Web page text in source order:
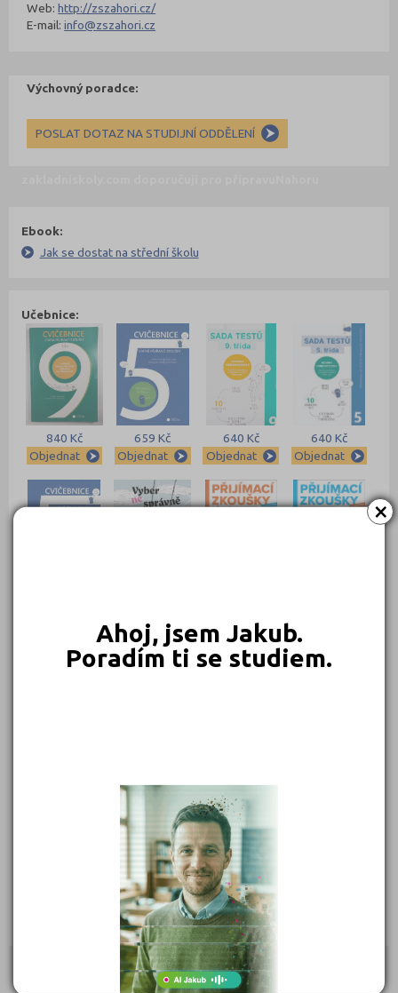
×
Ahoj, jsem Jakub.
Poradím ti se studiem.
Web:http://zszahori.cz/
E-mail:info@zszahori.cz
Výchovný poradce:
POSLAT DOTAZ NA STUDIJNÍ ODDĚLENÍ
Ebook:
Jak se dostat na střední školu
Učebnice:
840 Kč
Objednat
659 Kč
Objednat
640 Kč
Objednat
640 Kč
Objednat
299 Kč
Objednat